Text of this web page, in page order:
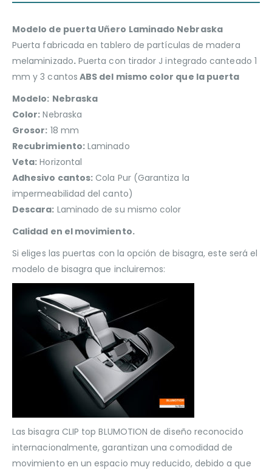
Modelo de puerta Uñero Laminado Nebraska
Puerta fabricada en tablero de partículas de madera
melaminizado.Puerta con tirador J integrado canteado 1
mm y 3 cantos ABS del mismo color que la puerta
Modelo: Nebraska
Color: Nebraska
Grosor: 18 mm
Recubrimiento:Laminado
Veta: Horizontal
Adhesivo cantos: Cola Pur (Garantiza la
impermeabilidad del canto)
Descara: Laminado de su mismo color
Calidad en el movimiento.
Si eliges las puertas con la opción de bisagra, este será el
modelo de bisagra que incluiremos:
Las bisagra CLIP top BLUMOTION de diseño reconocido
internacionalmente, garantizan una comodidad de
movimiento en un espacio muy reducido, debido a que